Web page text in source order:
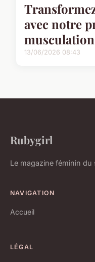
avec notre
13/06/2026 08:43
Rubygirl
Le magazine féminin
NAVIGATION
Accueil
LÉGAL